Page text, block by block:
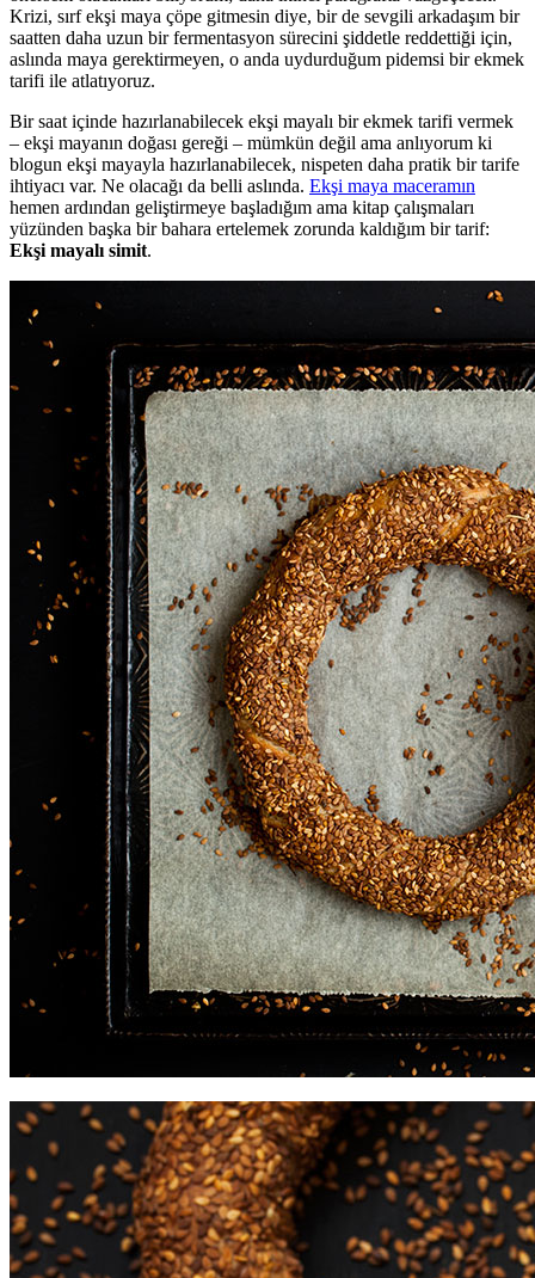
Krizi, sırf ekşi maya çöpe gitmesin diye, bir de sevgili arkadaşım bir
saatten daha uzun bir fermentasyon sürecini şiddetle reddettiği için,
aslında maya gerektirmeyen, o anda uydurduğum pidemsi bir ekmek
tarifi ile atlatıyoruz.
Bir saat içinde hazırlanabilecek ekşi mayalı bir ekmek tarifi vermek
– ekşi mayanın doğası gereği – mümkün değil ama anlıyorum ki
blogun ekşi mayayla hazırlanabilecek, nispeten daha pratik bir tarife
ihtiyacı var. Ne olacağı da belli aslında. Ekşi maya maceramın
hemen ardından geliştirmeye başladığım ama kitap çalışmaları
yüzünden başka bir bahara ertelemek zorunda kaldığım bir tarif:
Ekşi mayalı simit.